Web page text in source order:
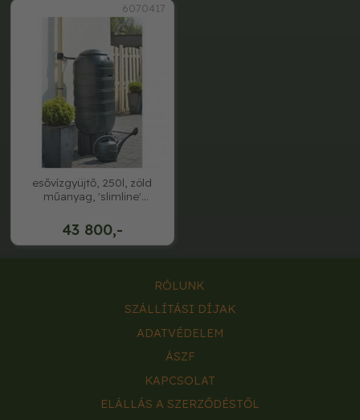
6070417
43 800,-
esővízgyüjtő, 250l, zöld
műanyag, 'slimline'
RÓLUNK
SZÁLLÍTÁSI DÍJAK
ADATVÉDELEM
ÁSZF
KAPCSOLAT
ELÁLLÁS A SZERZŐDÉSTŐL